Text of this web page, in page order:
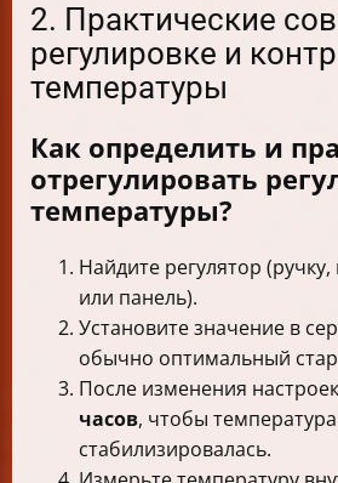
2. Практические
регулировке и
температуры
Как определить и
отрегулировать
температуры?
Найдите регулятор
или панель).
Установите значение в
обычно оптимальный
После изменения
часов, чтобы температура
стабилизировалась.